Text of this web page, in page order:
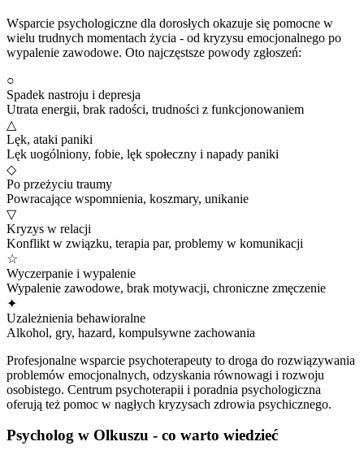
Wsparcie psychologiczne dla dorosłych okazuje się pomocne w
wielu trudnych momentach życia - od kryzysu emocjonalnego po
wypalenie zawodowe. Oto najczęstsze powody zgłoszeń:
○
Spadek nastroju i depresja
Utrata energii, brak radości, trudności z funkcjonowaniem
△
Lęk, ataki paniki
Lęk uogólniony, fobie, lęk społeczny i napady paniki
◇
Po przeżyciu traumy
Powracające wspomnienia, koszmary, unikanie
▽
Kryzys w relacji
Konflikt w związku, terapia par, problemy w komunikacji
☆
Wyczerpanie i wypalenie
Wypalenie zawodowe, brak motywacji, chroniczne zmęczenie
✦
Uzależnienia behawioralne
Alkohol, gry, hazard, kompulsywne zachowania
Profesjonalne wsparcie psychoterapeuty to droga do rozwiązywania
problemów emocjonalnych, odzyskania równowagi i rozwoju
osobistego. Centrum psychoterapii i poradnia psychologiczna
oferują też pomoc w nagłych kryzysach zdrowia psychicznego.
Psycholog w Olkuszu - co warto wiedzieć